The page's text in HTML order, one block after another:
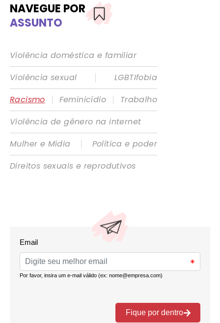
NAVEGUE POR
ASSUNTO
Violência doméstica e familiar
Violência sexual
|
LGBTIfobia
Racismo
| Feminicídio |
Trabalho
Violência de gênero na internet
Mulher e Mídia
|
Política e poder
Direitos sexuais e reprodutivos